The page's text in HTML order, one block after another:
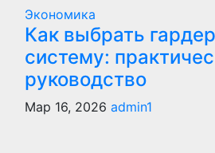
Экономика
Как выбрать
систему:
руководство
Мар 16, 2026 admin1